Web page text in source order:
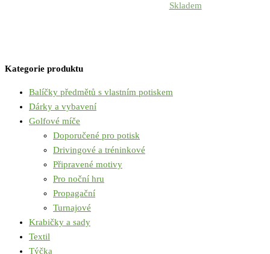
Skladem
Kategorie produktu
Balíčky předmětů s vlastním potiskem
Dárky a vybavení
Golfové míče
Doporučené pro potisk
Drivingové a tréninkové
Připravené motivy
Pro noční hru
Propagační
Turnajové
Krabičky a sady
Textil
Týčka